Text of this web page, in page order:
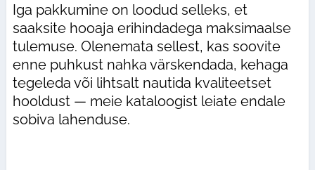
Iga pakkumine on loodud selleks, et
saaksite hooaja erihindadega maksimaalse
tulemuse. Olenemata sellest, kas soovite
enne puhkust nahka värskendada, kehaga
tegeleda või lihtsalt nautida kvaliteetset
hooldust — meie kataloogist leiate endale
sobiva lahenduse.